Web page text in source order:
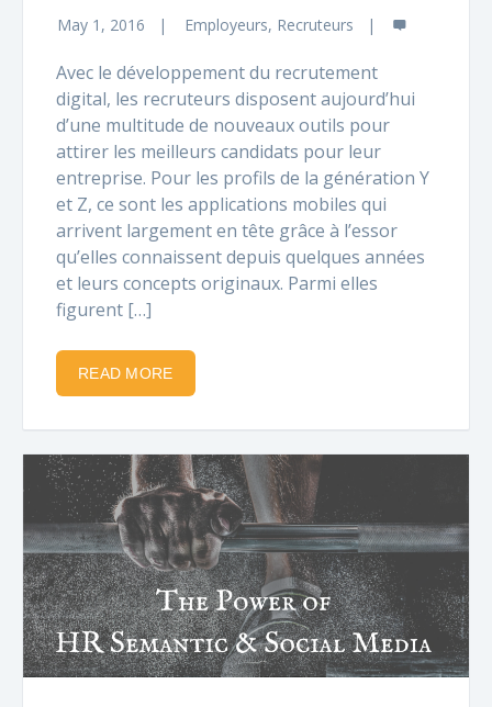
May 1, 2016 Employeurs, Recruteurs
Avec le développement du recrutement
digital, les recruteurs disposent aujourd’hui
d’une multitude de nouveaux outils pour
attirer les meilleurs candidats pour leur
entreprise. Pour les profils de la génération Y
et Z, ce sont les applications mobiles qui
arrivent largement en tête grâce à l’essor
qu’elles connaissent depuis quelques années
et leurs concepts originaux. Parmi elles
figurent […]
READ MORE